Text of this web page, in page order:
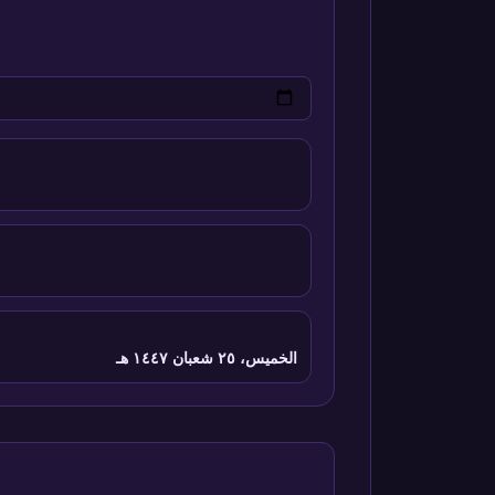
الخميس، ٢٥ شعبان ١٤٤٧ هـ